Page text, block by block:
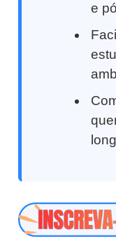
e